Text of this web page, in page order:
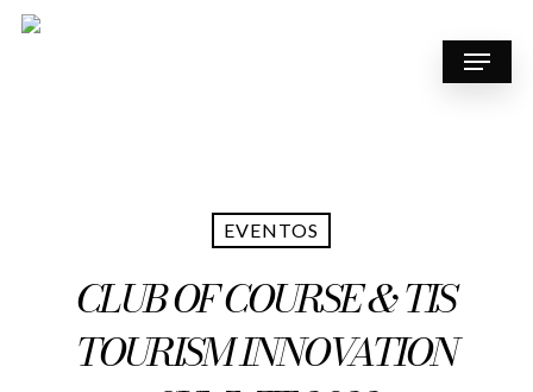
Skip
Menu
EVENTOS
CLUB OF COURSE & TIS
TOURISM INNOVATION